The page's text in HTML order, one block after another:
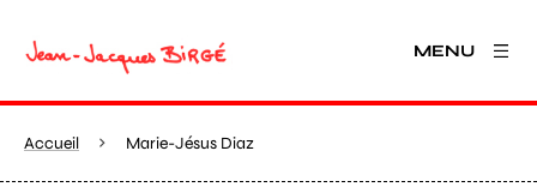
MENU
Accueil Marie-Jésus Diaz